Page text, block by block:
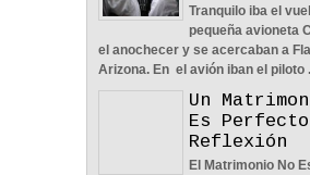
Nos Toca Escoger El
Camino, Fácil O
Reflexión
2022 0
Tranquilo iba el
pequeña avioneta
el anochecer y se acercaban a
Arizona. En el avión iban el piloto
Un
Es
Reflexión
El Matrimonio No